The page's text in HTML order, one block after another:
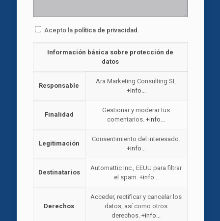
Acepto la política de privacidad .
Información básica sobre protección de
datos
Responsable
Ara Marketing Consulting SL
+info...
Finalidad
Gestionar y moderar tus
comentarios. +info...
Legitimación
Consentimiento del interesado.
+info...
Destinatarios
Automattic Inc., EEUU para filtrar
el spam. +info...
Derechos
Acceder, rectificar y cancelar los
datos, así como otros
derechos. +info...